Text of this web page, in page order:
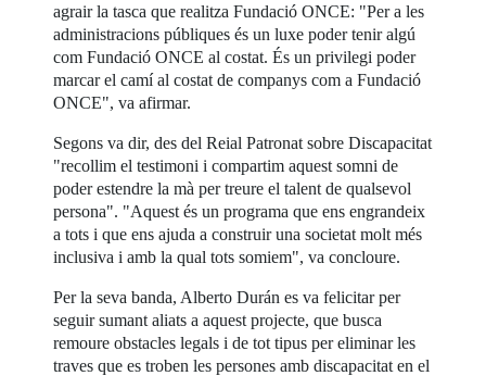
agrair la tasca que realitza Fundació ONCE: "Per a les
administracions públiques és un luxe poder tenir algú
com Fundació ONCE al costat. És un privilegi poder
marcar el camí al costat de companys com a Fundació
ONCE", va afirmar.
Segons va dir, des del Reial Patronat sobre Discapacitat
"recollim el testimoni i compartim aquest somni de
poder estendre la mà per treure el talent de qualsevol
persona". "Aquest és un programa que ens engrandeix
a tots i que ens ajuda a construir una societat molt més
inclusiva i amb la qual tots somiem", va concloure.
Per la seva banda, Alberto Durán es va felicitar per
seguir sumant aliats a aquest projecte, que busca
remoure obstacles legals i de tot tipus per eliminar les
traves que es troben les persones amb discapacitat en el